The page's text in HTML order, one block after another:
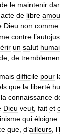
de le maintenir
acte de libre
Dieu non comme
contre l’
un salut
de
mais difficile pour
que la liberté
la connaissance
Dieu veut fait et
qui éloigne
que d’ailleurs l’